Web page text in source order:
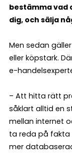
bestämma vad
dig, och sälja
Men sedan
eller köpstark.
e-
– Att hitta rätt
såklart alltid en
mellan internet
ta reda på fakta
mer